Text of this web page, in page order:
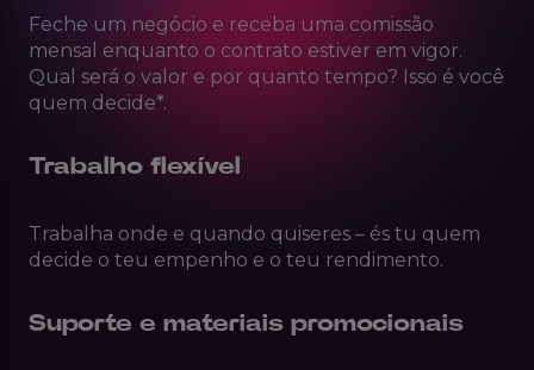
Feche um negócio e receba uma comissão
mensal enquanto o contrato estiver em vigor.
Qual será o valor e por quanto tempo? Isso é você
quem decide*.
Trabalho flexível
Trabalha onde e quando quiseres – és tu quem
decide o teu empenho e o teu rendimento.
Suporte e materiais promocionais